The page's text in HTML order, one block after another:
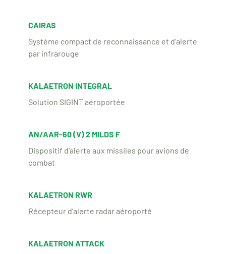
CAIRAS
Système compact de reconnaissance et d'alerte
par infrarouge
KALAETRON INTEGRAL
Solution SIGINT aéroportée
AN/AAR-60 (V) 2 MILDS F
Dispositif d'alerte aux missiles pour avions de
combat
KALAETRON RWR
Récepteur d'alerte radar aéroporté
KALAETRON ATTACK